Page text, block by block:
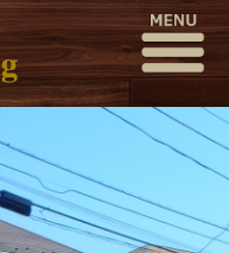
P4300010